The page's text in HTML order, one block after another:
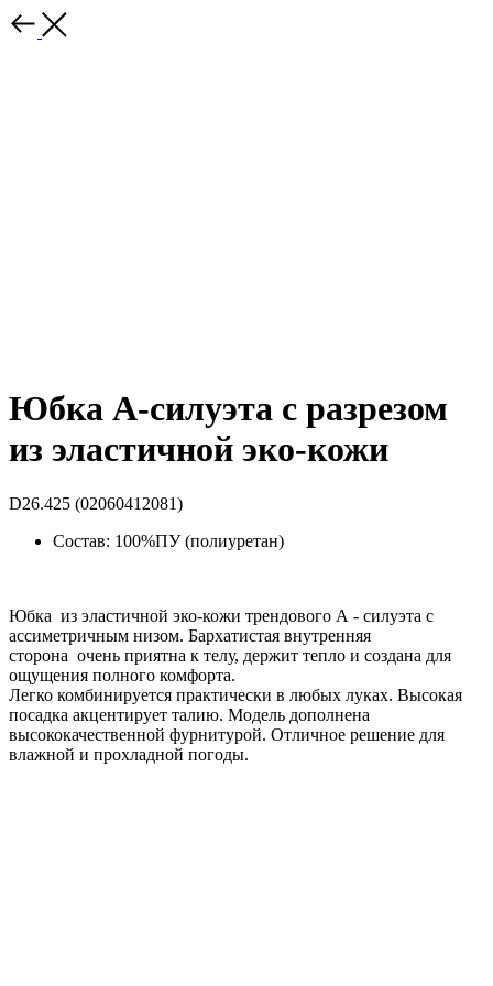
Юбка А-силуэта с разрезом
из эластичной эко-кожи
D26.425 (02060412081)
Состав: 100%ПУ (полиуретан)
Юбка из эластичной эко-кожи трендового А - силуэта с
ассиметричным низом. Бархатистая внутренняя
сторона очень приятна к телу, держит тепло и создана для
ощущения полного комфорта.
Легко комбинируется практически в любых луках. Высокая
посадка акцентирует талию. Модель дополнена
высококачественной фурнитурой. Отличное решение для
влажной и прохладной погоды.